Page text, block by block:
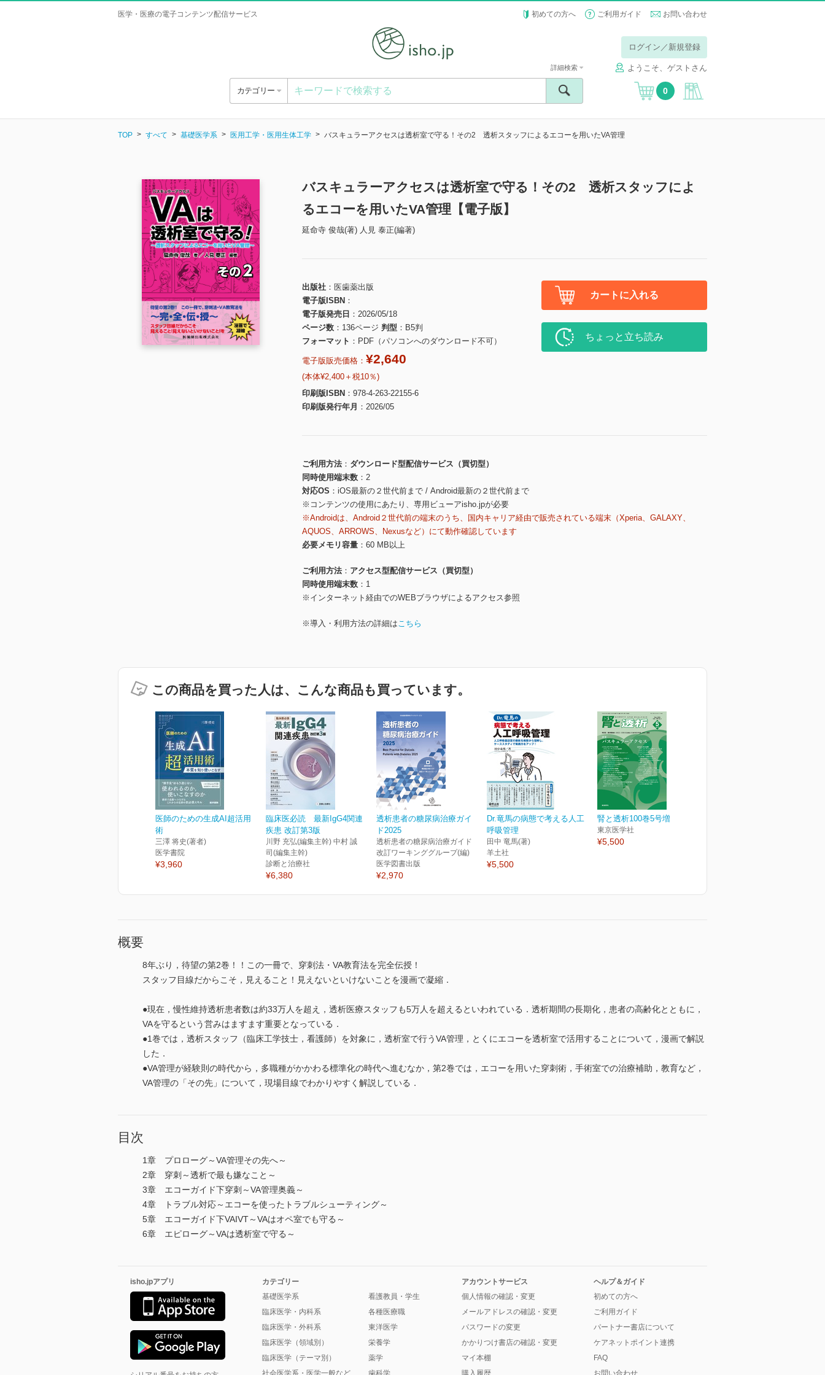
医学・医療の電子コンテンツ配信サービス 初めての方へ ご利用ガイド お問い合わせ
ログイン／新規登録
ようこそ、ゲストさん
カテゴリー
詳細検索
0
TOP すべて 基礎医学系 医用工学・医用生体工学 バスキュラーアクセスは透析室で守る！その2 透析スタッフによるエコーを用いたVA管理
バスキュラーアクセスは透析室で守る！その2 透析スタッフによ
るエコーを用いたVA管理【電子版】
延命寺 俊哉(著) 人見 泰正(編著)
出版社
医歯薬出版
電子版ISBN
電子版発売日
2026/05/18
ページ数
136ページ 判型
B5判
フォーマット
PDF（パソコンへのダウンロード不可）
電子版販売価格： ¥2,640
(本体¥2,400＋税10％)
印刷版ISBN
978-4-263-22155-6
印刷版発行年月
2026/05
カートに入れる
ちょっと立ち読み
ご利用方法
ダウンロード型配信サービス（買切型）
同時使用端末数
2
対応OS
iOS最新の２世代前まで / Android最新の２世代前まで
※コンテンツの使用にあたり、専用ビューアisho.jpが必要
※Androidは、Android２世代前の端末のうち、国内キャリア経由で販売されている端末（Xperia、GALAXY、
AQUOS、ARROWS、Nexusなど）にて動作確認しています
必要メモリ容量
60 MB以上
ご利用方法
アクセス型配信サービス（買切型）
同時使用端末数
1
※インターネット経由でのWEBブラウザによるアクセス参照
※導入・利用方法の詳細はこちら
この商品を買った人は、こんな商品も買っています。
医師のための生成AI超活用
術
三澤 将史(著者)
医学書院
¥3,960
臨床医必読 最新IgG4関連
疾患 改訂第3版
川野 充弘(編集主幹) 中村 誠
司(編集主幹)
診断と治療社
¥6,380
透析患者の糖尿病治療ガイ
ド2025
透析患者の糖尿病治療ガイド
改訂ワーキンググループ(編)
医学図書出版
¥2,970
Dr.竜馬の病態で考える人工
呼吸管理
田中 竜馬(著)
羊土社
¥5,500
腎と透析100巻5号増大号
東京医学社
¥5,500
概要
8年ぶり，待望の第2巻！！この一冊で、穿刺法・VA教育法を完全伝授！
スタッフ目線だからこそ，見えること！見えないといけないことを漫画で凝縮．
●現在，慢性維持透析患者数は約33万人を超え，透析医療スタッフも5万人を超えるといわれている．透析期間の長期化，患者の高齢化とともに，
VAを守るという営みはますます重要となっている．
●1巻では，透析スタッフ（臨床工学技士，看護師）を対象に，透析室で行うVA管理，とくにエコーを透析室で活用することについて，漫画で解説
した．
●VA管理が経験則の時代から，多職種がかかわる標準化の時代へ進むなか，第2巻では，エコーを用いた穿刺術，手術室での治療補助，教育など，
VA管理の「その先」について，現場目線でわかりやすく解説している．
目次
1章 プロローグ～VA管理その先へ～
2章 穿刺～透析で最も嫌なこと～
3章 エコーガイド下穿刺～VA管理奥義～
4章 トラブル対応～エコーを使ったトラブルシューティング～
5章 エコーガイド下VAIVT～VAはオペ室でも守る～
6章 エピローグ～VAは透析室で守る～
isho.jpアプリ
カテゴリー
基礎医学系
臨床医学・内科系
臨床医学・外科系
臨床医学（領域別）
臨床医学（テーマ別）
看護教員・学生
各種医療職
東洋医学
栄養学
薬学
アカウントサービス
個人情報の確認・変更
メールアドレスの確認・変更
パスワードの変更
かかりつけ書店の確認・変更
マイ本棚
ヘルプ＆ガイド
初めての方へ
ご利用ガイド
パートナー書店について
ケアネットポイント連携
FAQ